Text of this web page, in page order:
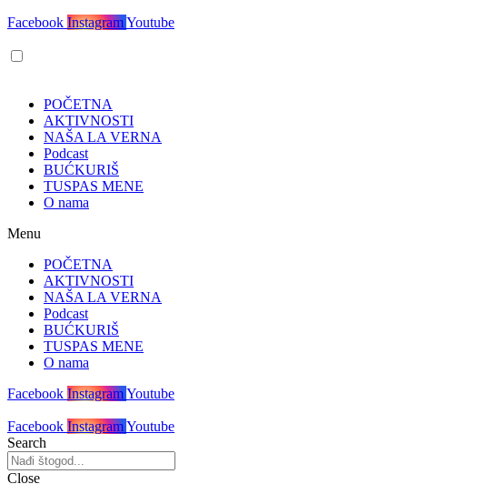
Facebook InstagramYoutube
POČETNA
AKTIVNOSTI
NAŠA LA VERNA
Podcast
BUĆKURIŠ
TUSPAS MENE
O nama
Menu
POČETNA
AKTIVNOSTI
NAŠA LA VERNA
Podcast
BUĆKURIŠ
TUSPAS MENE
O nama
Facebook InstagramYoutube
Facebook InstagramYoutube
Search
Close